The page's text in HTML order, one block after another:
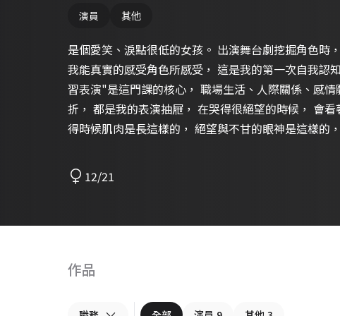
演員 其他
是個愛笑、淚點很低的女孩。 出演舞台劇挖掘角色時， 讓我第一次真正走進角色，
我能真實的感受角色所感受， 這是我的第一次自我認知。 進了表演私塾， "如
習表演"是這門課的核心， 職場生活、人際關係、感
折， 都是我的表演抽屜， 在哭得很絕望的時候， 會
得時候肌肉是長這樣的， 絕望與不甘的眼神是這樣的
12/21
作品